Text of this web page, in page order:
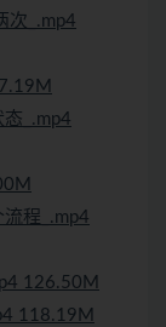
次_.mp4
_.mp4
程_.mp4
126.50M
118.19M